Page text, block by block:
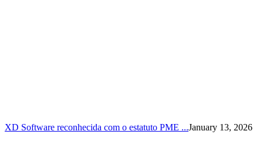
XD Software reconhecida com o estatuto PME ...January 13, 2026